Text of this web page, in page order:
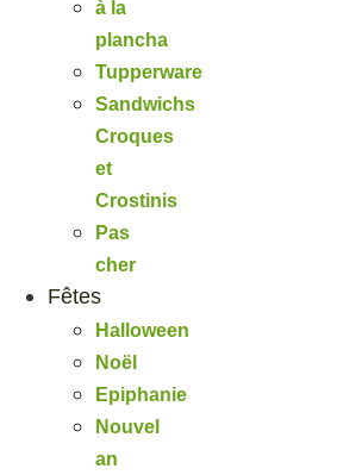
à la
plancha
Tupperware
Sandwichs
Croques
et
Crostinis
Pas
cher
Fêtes
Halloween
Noël
Epiphanie
Nouvel
an